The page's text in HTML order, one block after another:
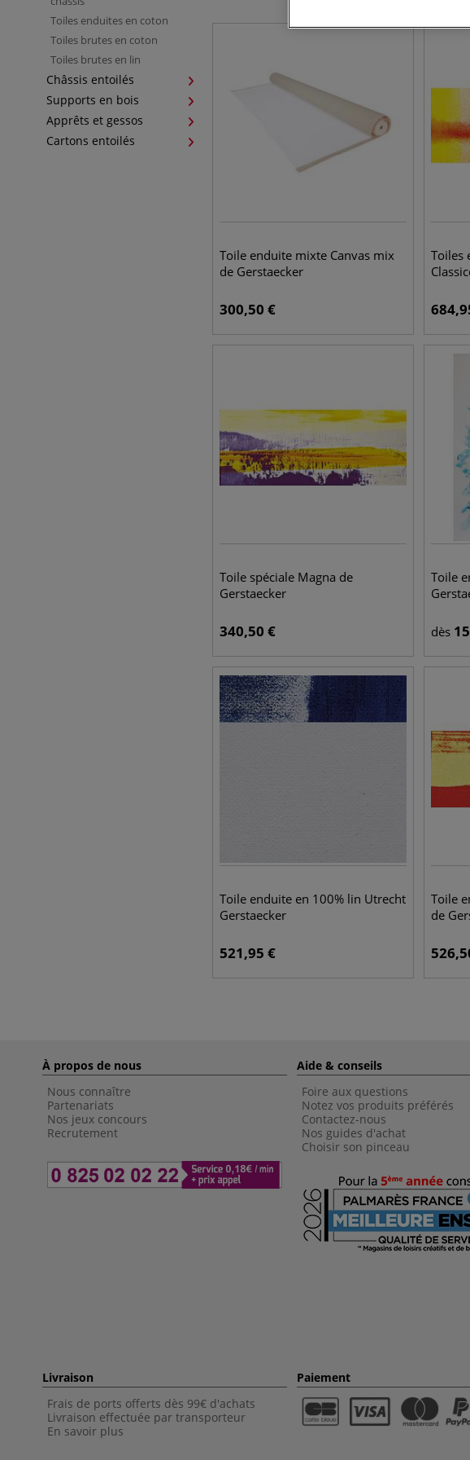
Toiles enduites en coton
Toiles brutes en coton
Toiles brutes en lin
Châssis entoilés
Supports en bois
Apprêts et gessos
Cartons entoilés
Toile enduite mixte Canvas mix
de Gerstaecker
300,50 €
Toiles
Toile spéciale Magna de
Gerstaecker
340,50 €
Toile
dès
Toile enduite en 100% lin Utrecht
Gerstaecker
521,95 €
Toile
de
À propos de nous
Nous connaître
Partenariats
Nos jeux concours
Recrutement
Aide & conseils
Foire aux questions
Notez vos produits préférés
Contactez-nous
Nos guides d'achat
Choisir son pinceau
Livraison
Frais de ports offerts dès 99€ d'achats
Livraison effectuée par transporteur
En savoir plus
Paiement